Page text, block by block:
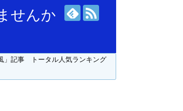
せんか
」記事 トータル人気ランキング